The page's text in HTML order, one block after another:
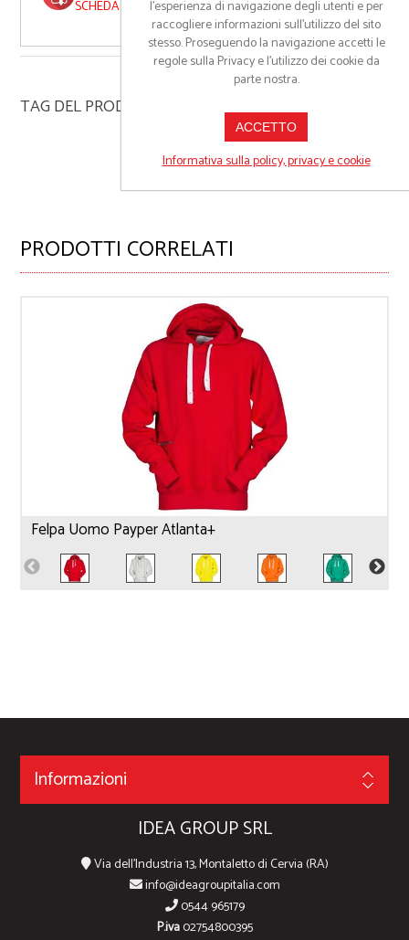
SCHEDA TECNICA
TAG DEL PRODOTTO
(42)
PRODOTTI CORRELATI
Felpa Uomo Payper Atlanta+
Informazioni
IDEA GROUP SRL
Via dell'Industria 13, Montaletto di Cervia (RA)
info@ideagroupitalia.com
0544 965179
P.iva02754800395
l’esperienza di navigazione degli utenti e per
raccogliere informazioni sull’utilizzo del sito
stesso. Proseguendo la navigazione accetti le
regole sulla Privacy e l'utilizzo dei cookie da
parte nostra.
ACCETTO
Informativa sulla policy, privacy e cookie